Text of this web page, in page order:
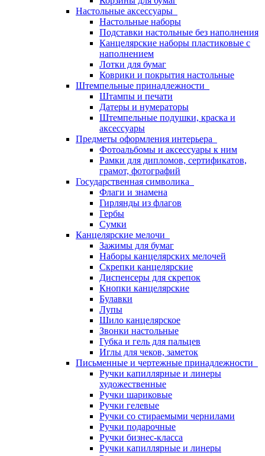
Настольные аксессуары
Настольные наборы
Подставки настольные без наполнения
Канцелярские наборы пластиковые с
наполнением
Лотки для бумаг
Коврики и покрытия настольные
Штемпельные принадлежности
Штампы и печати
Датеры и нумераторы
Штемпельные подушки, краска и
аксессуары
Предметы оформления интерьера
Фотоальбомы и аксессуары к ним
Рамки для дипломов, сертификатов,
грамот, фотографий
Государственная символика
Флаги и знамена
Гирлянды из флагов
Гербы
Сумки
Канцелярские мелочи
Зажимы для бумаг
Наборы канцелярских мелочей
Скрепки канцелярские
Диспенсеры для скрепок
Кнопки канцелярские
Булавки
Лупы
Шило канцелярское
Звонки настольные
Губка и гель для пальцев
Иглы для чеков, заметок
Письменные и чертежные принадлежности
Ручки капиллярные и линеры
художественные
Ручки шариковые
Ручки гелевые
Ручки со стираемыми чернилами
Ручки подарочные
Ручки бизнес-класса
Ручки капиллярные и линеры